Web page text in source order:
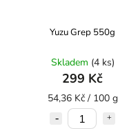
Yuzu Grep 550g
Skladem (4 ks)
299 Kč
54,36 Kč / 100 g